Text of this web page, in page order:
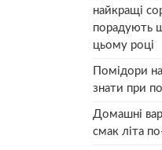
найкращі
порадують
цьому році
Помідори
знати при
Домашні
смак літа